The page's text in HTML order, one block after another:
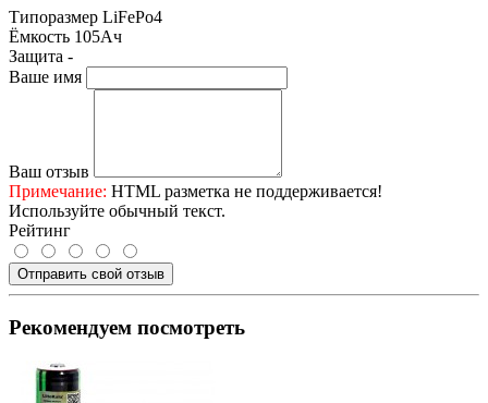
Типоразмер LiFePo4
Ёмкость 105Ач
Защита -
Ваше имя
Ваш отзыв
Примечание: HTML разметка не поддерживается!
Используйте обычный текст.
Рейтинг
Отправить свой отзыв
Рекомендуем посмотреть